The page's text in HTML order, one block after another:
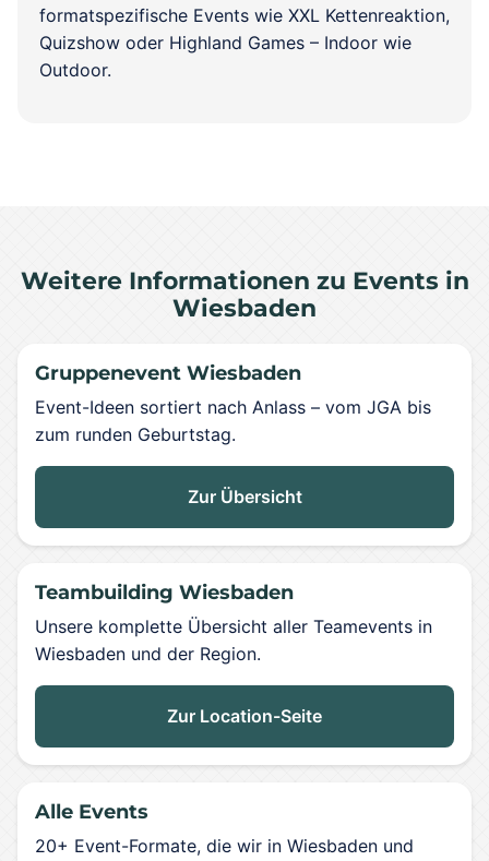
formatspezifische Events wie XXL Kettenreaktion,
Quizshow oder Highland Games – Indoor wie
Outdoor.
Weitere Informationen zu Events in
Wiesbaden
Gruppenevent Wiesbaden
Event-Ideen sortiert nach Anlass – vom JGA bis
zum runden Geburtstag.
Zur Übersicht
Teambuilding Wiesbaden
Unsere komplette Übersicht aller Teamevents in
Wiesbaden und der Region.
Zur Location-Seite
Alle Events
20+ Event-Formate, die wir in Wiesbaden und